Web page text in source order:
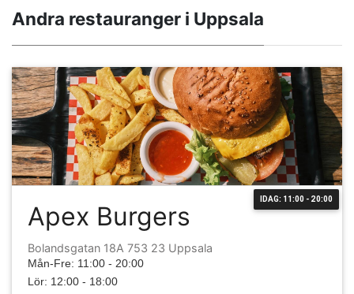
Andra restauranger i Uppsala
IDAG: 11:00 - 20:00
Apex Burgers
Bolandsgatan 18A 753 23 Uppsala
Mån-Fre: 11:00 - 20:00
Lör: 12:00 - 18:00